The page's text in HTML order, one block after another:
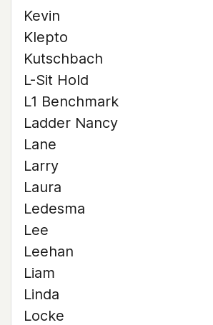
Kevin
Klepto
Kutschbach
L-Sit Hold
L1 Benchmark
Ladder Nancy
Lane
Larry
Laura
Ledesma
Lee
Leehan
Liam
Linda
Locke